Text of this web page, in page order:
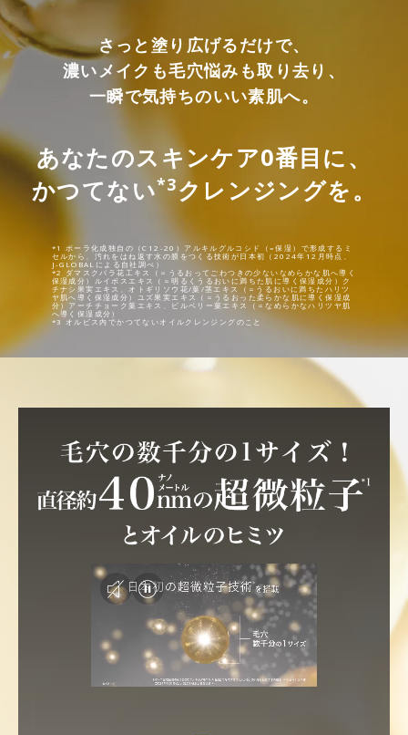
さっと塗り広げるだけで、
濃いメイクも毛穴悩みも取り去り、
一瞬で気持ちのいい素肌へ。
あなたのスキンケア0番目に、
かつてない*3クレンジングを。
*1 ポーラ化成独自の（C12-20）アルキルグルコシド（=保湿）で形成するミ
セルから、汚れをはね返す水の膜をつくる技術が日本初（2024年12月時点、
J-GLOBALによる自社調べ）
*2 ダマスクバラ花工キス（＝うるおってごわつきの少ないなめらかな肌へ導く
保湿成分）ルイボスエキス（＝明るくうるおいに満ちた肌に導く保湿成分）ク
チナシ果実エキス、オトギリソウ花/葉/茎エキス（＝うるおいに満ちたハリツ
ヤ肌へ導く保湿成分）ユズ果実エキス（＝うるおった柔らかな肌に導く保湿成
分）アーチチョーク葉エキス、ビルベリー葉エキス（＝なめらかなハリツヤ肌
へ導く保湿成分）
*3 オルビス内でかつてないオイルクレンジングのこと